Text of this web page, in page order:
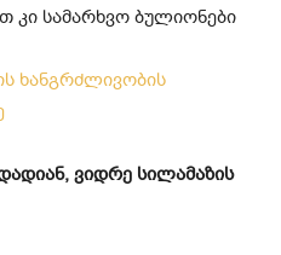
კი სამარხვო ბულიონები
ვიდრე სილამაზის